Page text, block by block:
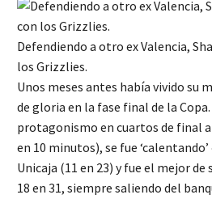
Defendiendo a otro ex Valencia,
los Grizzlies.
Unos meses antes había vivido su
de gloria en la fase final de la
protagonismo en cuartos de final
en 10 minutos), se fue
Unicaja (11 en 23) y fue el mejor
18 en 31, siempre saliendo del